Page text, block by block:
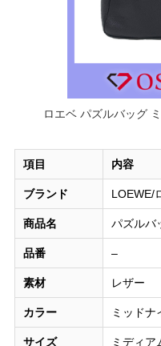
ロエベ パズルバッグ
項目 内容
ブランド LOEWE/
商品名 パズルバ
品番 –
素材 レザー
カラー ミッドナ
サイズ ミディ